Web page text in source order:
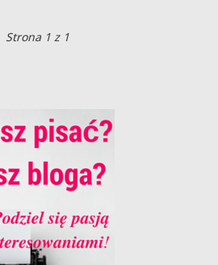
Strona 1 z 1